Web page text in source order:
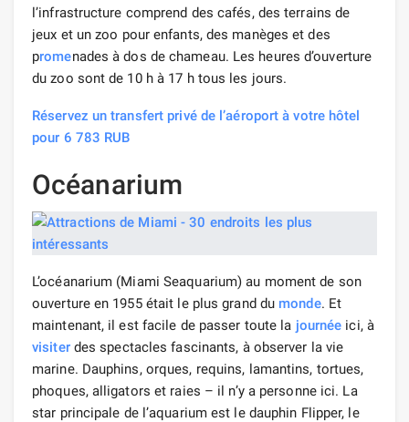
l’infrastructure comprend des cafés, des terrains de
jeux et un zoo pour enfants, des manèges et des
promenades à dos de chameau. Les heures d’ouverture
du zoo sont de 10 h à 17 h tous les jours.
Réservez un transfert privé de l’aéroport à votre hôtel
pour 6 783 RUB
Océanarium
L’océanarium (Miami Seaquarium) au moment de son
ouverture en 1955 était le plus grand du monde. Et
maintenant, il est facile de passer toute la journée ici, à
visiterdes spectacles fascinants, à observer la vie
marine. Dauphins, orques, requins, lamantins, tortues,
phoques, alligators et raies – il n’y a personne ici. La
star principale de l’aquarium est le dauphin Flipper, le